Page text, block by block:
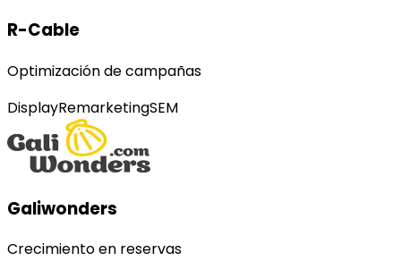
R-Cable
Optimización de campañas
DisplayRemarketingSEM
Galiwonders
Crecimiento en reservas